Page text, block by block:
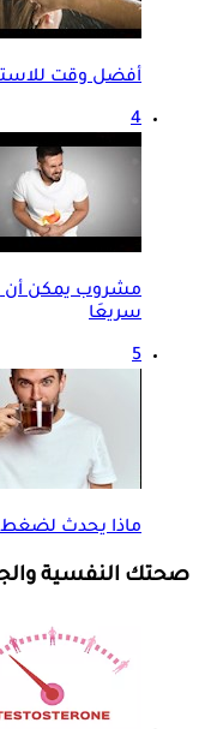
أفضل وقت
4
مشروب يمكن أن
سريعَا
5
ماذا يحدث لضغط
صحتك النفسية